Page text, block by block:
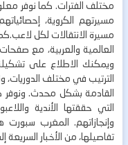
مختلف الفترات. كما نوفر
مسيرتهم الكروية،
مسيرة الانتقالات لكل
العالمية والعربية، مع
ويمكنك الاطلاع على
الترتيب في مختلف الدوريات،
القادمة بشكل محدث.
التي حققتها الأندية
وإنجازاتهم. المغرب
تفاصيلها، من الأخبار السريعة